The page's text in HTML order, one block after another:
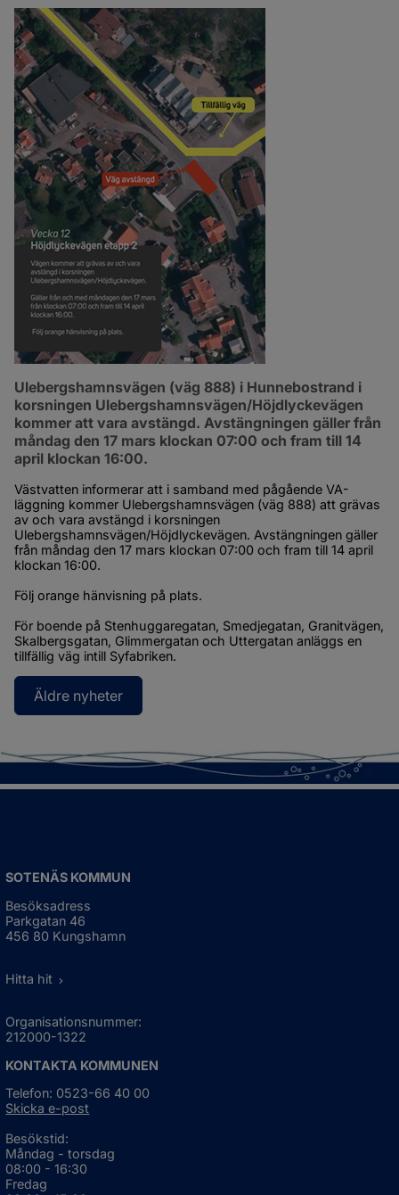
Ulebergshamnsvägen (väg 888) i Hunnebostrand i
korsningen Ulebergshamnsvägen/Höjdlyckevägen
kommer att vara avstängd. Avstängningen gäller från
måndag den 17 mars klockan 07:00 och fram till 14
april klockan 16:00.
Västvatten informerar att i samband med pågående VA-
läggning kommer Ulebergshamnsvägen (väg 888) att grävas
av och vara avstängd i korsningen
Ulebergshamnsvägen/Höjdlyckevägen. Avstängningen gäller
från måndag den 17 mars klockan 07:00 och fram till 14 april
klockan 16:00.
Följ orange hänvisning på plats.
För boende på Stenhuggaregatan, Smedjegatan, Granitvägen,
Skalbergsgatan, Glimmergatan och Uttergatan anläggs en
tillfällig väg intill Syfabriken.
Äldre nyheter
SOTENÄS KOMMUN
Besöksadress
Parkgatan 46
456 80 Kungshamn
Hitta hit
Organisationsnummer:
212000-1322
KONTAKTA KOMMUNEN
Telefon: 0523-66 40 00
Skicka e-post
Besökstid:
Måndag - torsdag
08:00 - 16:30
Fredag